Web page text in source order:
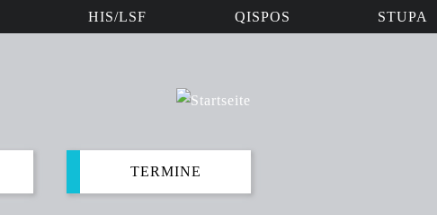
HIS/LSF QISPOS STUPA
TERMINE